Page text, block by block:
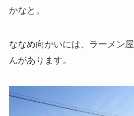
かなと。
ななめ向かいには、ラーメン
んがあります。